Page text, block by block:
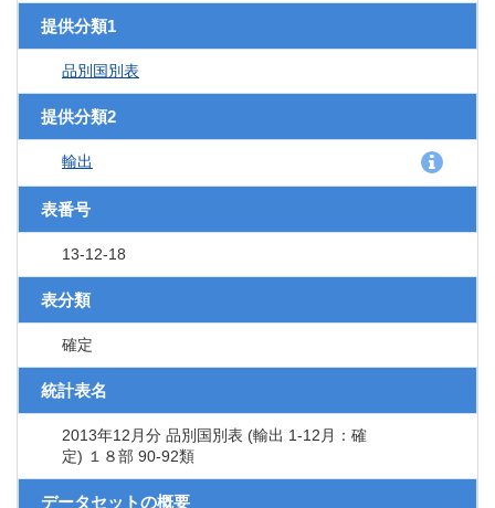
提供分類1
品別国別表
提供分類2
輸出
表番号
13-12-18
表分類
確定
統計表名
2013年12月分 品別国別表 (輸出 1-12月：確
定) １８部 90-92類
データセットの概要